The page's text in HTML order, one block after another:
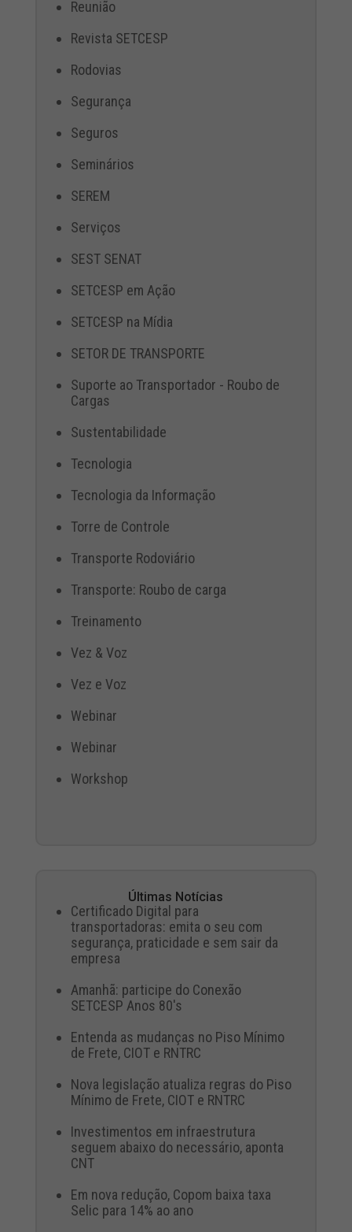
Reunião
Revista SETCESP
Rodovias
Segurança
Seguros
Seminários
SEREM
Serviços
SEST SENAT
SETCESP em Ação
SETCESP na Mídia
SETOR DE TRANSPORTE
Suporte ao Transportador - Roubo de
Cargas
Sustentabilidade
Tecnologia
Tecnologia da Informação
Torre de Controle
Transporte Rodoviário
Transporte: Roubo de carga
Treinamento
Vez & Voz
Vez e Voz
Webinar
Webinar
Workshop
Últimas Notícias
Certificado Digital para
transportadoras: emita o seu com
segurança, praticidade e sem sair da
empresa
Amanhã: participe do Conexão
SETCESP Anos 80's
Entenda as mudanças no Piso Mínimo
de Frete, CIOT e RNTRC
Nova legislação atualiza regras do Piso
Mínimo de Frete, CIOT e RNTRC
Investimentos em infraestrutura
seguem abaixo do necessário, aponta
CNT
Em nova redução, Copom baixa taxa
Selic para 14% ao ano